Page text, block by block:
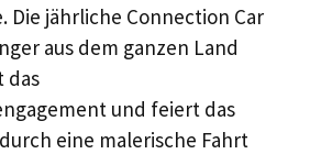
Die jährliche Connection Car
aus dem ganzen Land
das
und feiert das
eine malerische Fahrt